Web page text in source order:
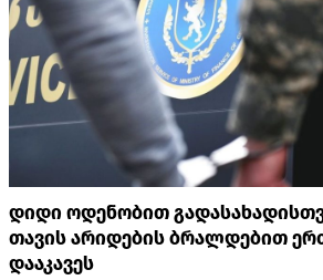
დიდი ოდენობით
თავის არიდების ბრალდებით
დააკავეს